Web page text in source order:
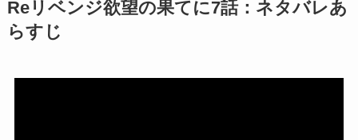
Reリベンジ欲望の果てに7話：ネタバレあ
らすじ